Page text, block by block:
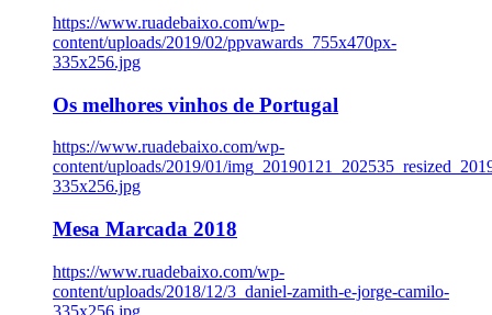
https://www.ruadebaixo.com/wp-
content/uploads/2019/02/ppvawards_755x470px-
335x256.jpg
Os melhores vinhos de Portugal
https://www.ruadebaixo.com/wp-
content/uploads/2019/01/
335x256.jpg
Mesa Marcada 2018
https://www.ruadebaixo.com/wp-
content/uploads/2018/12/3_daniel-zamith-e-jorge-camilo-
335x256.jpg